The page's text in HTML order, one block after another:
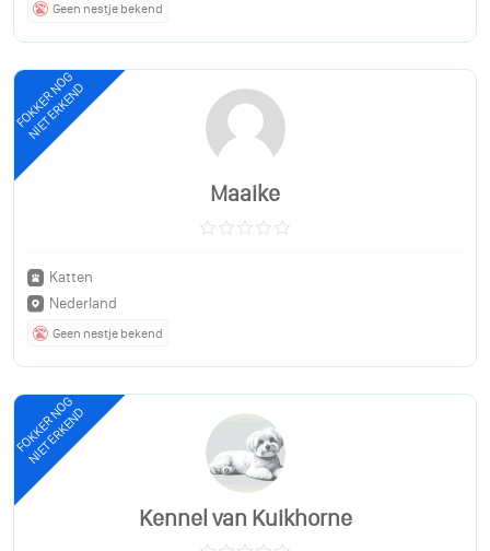
Geen nestje bekend
FOKKER NOG
NIET ERKEND
Maaike
Katten
Nederland
Geen nestje bekend
FOKKER NOG
NIET ERKEND
Kennel van Kuikhorne